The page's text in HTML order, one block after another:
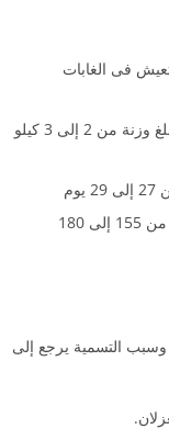
فى الغابات
يتميز لونه تعيش على أكل النباتات والحشرات يبلغ وزنة من 2 إلى 3 كيلو
ويتميز طائر الرهو بطول جناحية الذى يبلغ طولة من 155 إلى 180
وسبب التسمية يرجع إلى